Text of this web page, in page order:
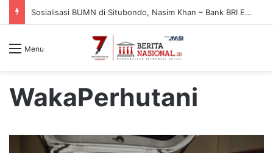
Sosialisasi BUMN di Situbondo, Nasim Khan – Bank BRI Edukasi Warga Cegah Penipuan Digital
Menu
WakaPerhutani